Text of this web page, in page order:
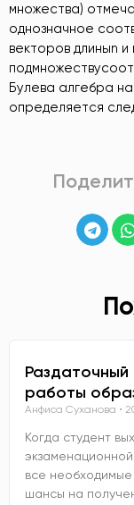
множества)
однозначное
векторов длиныn
Булева алгебра
определяется
работы
Анфиса Суханова
Когда студент
все
шансы на